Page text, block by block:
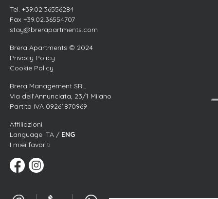
Tel. +39.02.36556284
Fax +39.02.36554707
stay@brerapartments.com
Brera Apartments © 2024
Privacy Policy
Cookie Policy
Brera Management SRL
Via dell'Annunciata, 23/1 Milano
Partita IVA 09261870969
Affiliazioni
Language ITA / ENG
I miei favoriti